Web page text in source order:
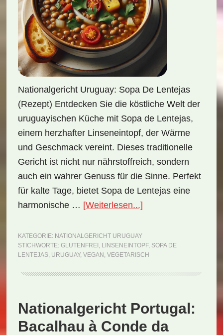
Nationalgericht Uruguay: Sopa De Lentejas
(Rezept) Entdecken Sie die köstliche Welt der
uruguayischen Küche mit Sopa de Lentejas,
einem herzhafter Linseneintopf, der Wärme
und Geschmack vereint. Dieses traditionelle
Gericht ist nicht nur nährstoffreich, sondern
auch ein wahrer Genuss für die Sinne. Perfekt
für kalte Tage, bietet Sopa de Lentejas eine
harmonische … [Weiterlesen...]ÜberNationalgericht
Sopa
de
(Rezept)
KATEGORIE: NATIONALGERICHT URUGUAY
STICHWORTE: GLUTENFREI , LINSENEINTOPF, SOPA DE
LENTEJAS, URUGUAY, VEGAN , VEGETARISCH
Nationalgericht Portugal:
Bacalhau à Conde da